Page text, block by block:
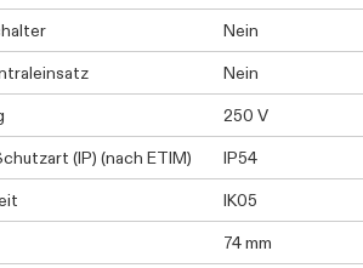
Nein
Nein
250 V
(IP) (nach ETIM)
IP54
IK05
74 mm